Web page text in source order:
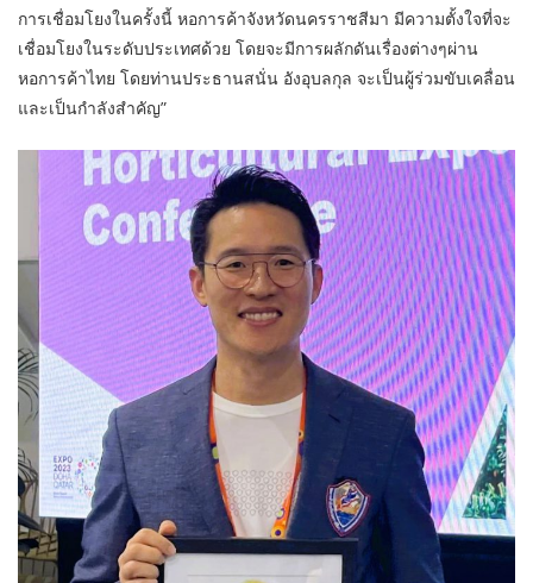
การเชื่อมโยงในครั้งนี้ หอการค้าจังหวัดนครราชสีมา มีความตั้งใจที่จะ
เชื่อมโยงในระดับประเทศด้วย โดยจะมีการผลักดันเรื่องต่างๆผ่าน
หอการค้าไทย โดยท่านประธานสนั่น อังอุบลกุล จะเป็นผู้ร่วมขับเคลื่อน
และเป็นกำลังสำคัญ”